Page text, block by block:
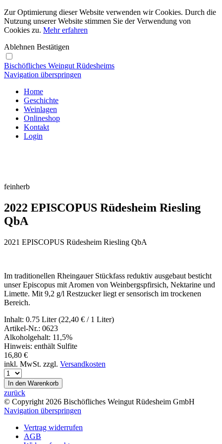
Zur Optimierung dieser Website verwenden wir Cookies. Durch die
Nutzung unserer Website stimmen Sie der Verwendung von
Cookies zu. Mehr erfahren
Ablehnen Bestätigen
Bischöfliches Weingut Rüdesheims
Navigation überspringen
Home
Geschichte
Weinlagen
Onlineshop
Kontakt
Login
feinherb
2022 EPISCOPUS Rüdesheim Riesling
QbA
2021 EPISCOPUS Rüdesheim Riesling QbA
Im traditionellen Rheingauer Stückfass reduktiv ausgebaut besticht
unser Episcopus mit Aromen von Weinbergspfirsich, Nektarine und
Limette. Mit 9,2 g/l Restzucker liegt er sensorisch im trockenen
Bereich.
Inhalt: 0.75 Liter (22,40 € / 1 Liter)
Artikel-Nr.: 0623
Alkoholgehalt: 11,5%
Hinweis: enthält Sulfite
16,80 €
inkl. MwSt. zzgl. Versandkosten
zurück
© Copyright 2026 Bischöfliches Weingut Rüdesheim GmbH
Navigation überspringen
Vertrag widerrufen
AGB